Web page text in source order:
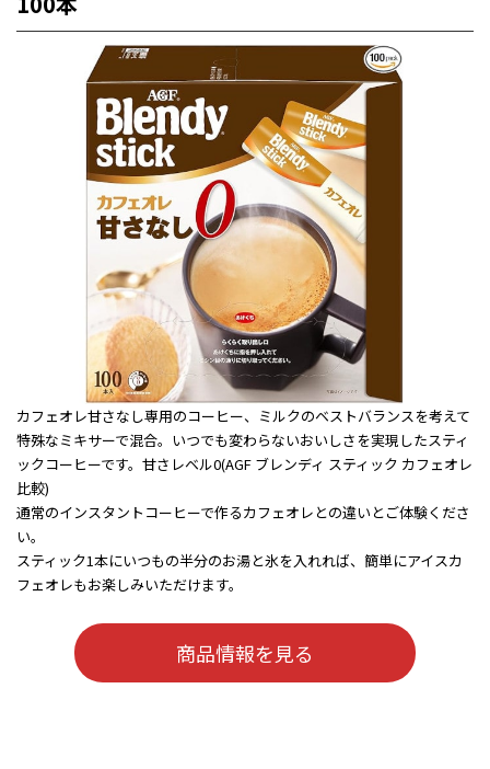
カフェオレ甘さなし専用のコーヒー、ミルクのベストバランスを考えて
特殊なミキサーで混合。いつでも変わらないおいしさを実現したスティ
ックコーヒーです。甘さレベル0(AGF ブレンディ スティック カフェオレ
比較)
通常のインスタントコーヒーで作るカフェオレとの違いとご体験くださ
い。
スティック1本にいつもの半分のお湯と氷を入れれば、簡単にアイスカ
フェオレもお楽しみいただけます。
商品情報を見る